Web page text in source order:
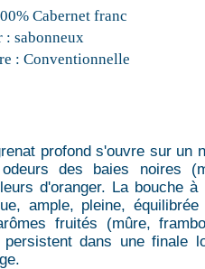
Cabernet franc
: sabonneux
: Conventionnelle
profond s'ouvre sur un
des baies noires
d'oranger. La bouche à
ample, pleine,
fruités (mûre,
dans une finale